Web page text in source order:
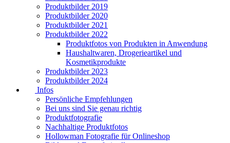
Produktbilder 2019
Produktbilder 2020
Produktbilder 2021
Produktbilder 2022
Produktfotos von Produkten in Anwendung
Haushaltwaren, Drogerieartikel und
Kosmetikprodukte
Produktbilder 2023
Produktbilder 2024
Infos
Persönliche Empfehlungen
Bei uns sind Sie genau richtig
Produktfotografie
Nachhaltige Produktfotos
Hollowman Fotografie für Onlineshop